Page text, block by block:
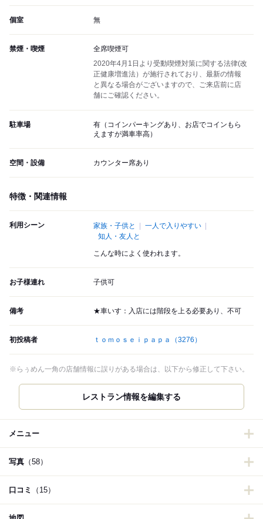
個室 無
禁煙・喫煙
全席喫煙可
2020年4月1日より受動喫煙対策に関する法律(改
正健康増進法）が施行されており、最新の情報
と異なる場合がございますので、ご来店前に店
舗にご確認ください。
駐車場
有（コインパーキングあり、お店でコインもら
えますが満車率高）
空間・設備 カウンター席あり
特徴・関連情報
利用シーン 家族・子供と
一人で入りやすい
知人・友人と
こんな時によく使われます。
お子様連れ 子供可
備考 ★車いす：入店には階段を上る必要あり、不可
初投稿者 ｔｏｍｏｓｅｉｐａｐａ （3276）
※らぅめん一角の店舗情報に誤りがある場合は、以下から修正して下さい。
レストラン情報を編集する
メニュー
写真 （58）
口コミ （15）